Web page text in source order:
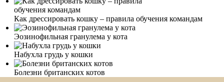
Как дрессировать кошку – правила обучения командам
Эозинофильная гранулема у кота
Набухла грудь у кошки
Болезни британских котов